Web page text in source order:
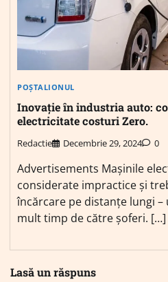
POȘTALIONUL
Inovație în industria auto:
electricitate costuri Zero.
Redactie Decembrie 29, 2024 0
Advertisements Mașinile
considerate impractice și
încărcare pe distanțe lungi
mult timp de către șoferi. […]
Lasă un răspuns